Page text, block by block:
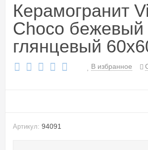
Керамогранит
Choco бежевый
глянцевый
В избранное
Артикул: 94091